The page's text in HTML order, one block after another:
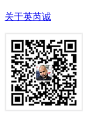
关于英芮诚